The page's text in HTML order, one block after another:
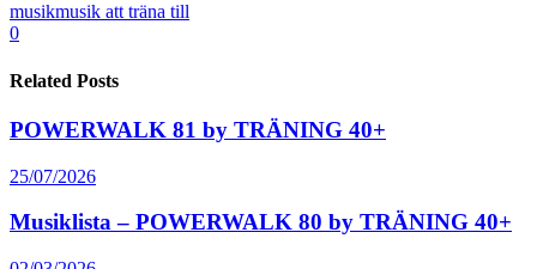
musikmusik att träna till
0
Related Posts
POWERWALK 81 by TRÄNING 40+
25/07/2026
Musiklista – POWERWALK 80 by TRÄNING 40+